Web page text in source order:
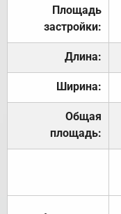
Площадь
застройки:
Длина:
Ширина:
Общая
площадь: